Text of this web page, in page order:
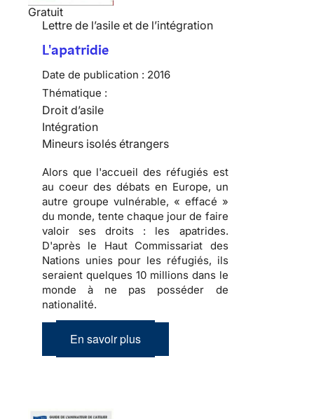
Gratuit
Lettre de l’asile et de l’intégration
L'apatridie
Date de publication : 2016
Thématique :
Droit d’asile
Intégration
Mineurs isolés étrangers
Alors que l'accueil des réfugiés est
au coeur des débats en Europe, un
autre groupe vulnérable, « effacé »
du monde, tente chaque jour de faire
valoir ses droits : les apatrides.
D'après le Haut Commissariat des
Nations unies pour les réfugiés, ils
seraient quelques 10 millions dans le
monde à ne pas posséder de
nationalité.
En savoir plus